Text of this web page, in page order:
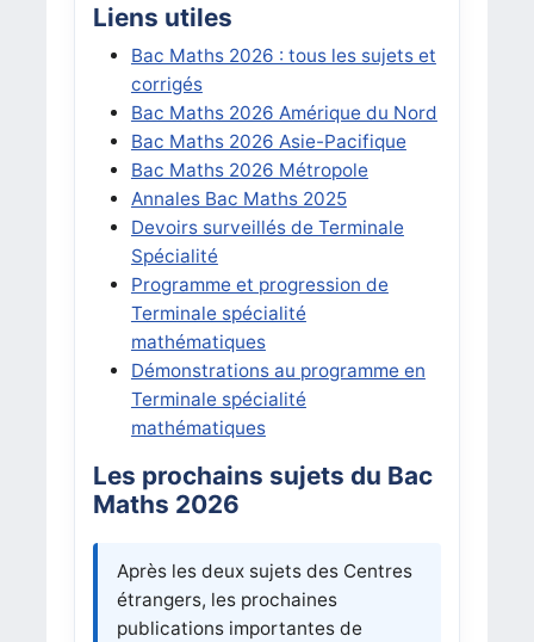
Liens utiles
Bac Maths 2026 : tous les sujets et
corrigés
Bac Maths 2026 Amérique du Nord
Bac Maths 2026 Asie-Pacifique
Bac Maths 2026 Métropole
Annales Bac Maths 2025
Devoirs surveillés de Terminale
Spécialité
Programme et progression de
Terminale spécialité
mathématiques
Démonstrations au programme en
Terminale spécialité
mathématiques
Les prochains sujets du Bac
Maths 2026
Après les deux sujets des Centres
étrangers, les prochaines
publications importantes de